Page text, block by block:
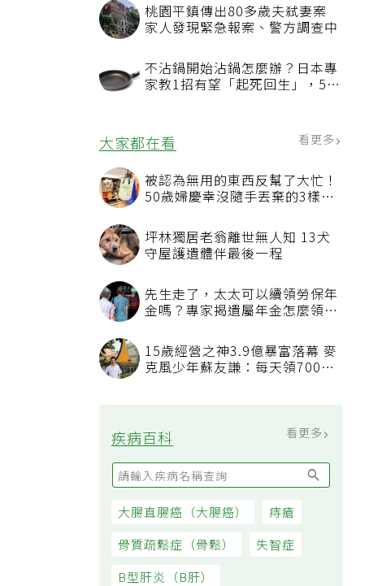
桃園平鎮傳出80多歲夫弒妻案
家人發現緊急報案、警方調查中
不沾鍋開始沾鍋怎麼辦？日本專
家教1招有望「起死回生」，5情
大家都在看 看更多
被認為無用的東西反幫了大忙！
50歲婦慶幸沒隨手丟棄的3樣物
坪林獨居老翁離世無人知 13犬
守屋護遺體伴最後一程
先生走了，太太可以續領勞保年
金嗎？專家揭遺屬年金怎麼領，
15歲經營之神3.9億暴富落幕 麥
克風少年蘇友謙：每天領700元
疾病百科 看更多
大腸直腸癌（大腸癌）
痔瘡
骨質疏鬆症（骨鬆）
失智症
B型肝炎（B肝）